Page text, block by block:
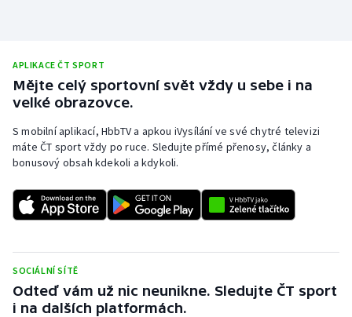
APLIKACE ČT SPORT
Mějte celý sportovní svět vždy u sebe i na
velké obrazovce.
S mobilní aplikací, HbbTV a apkou iVysílání ve své chytré televizi
máte ČT sport vždy po ruce. Sledujte přímé přenosy, články a
bonusový obsah kdekoli a kdykoli.
SOCIÁLNÍ SÍTĚ
Odteď vám už nic neunikne. Sledujte ČT sport
i na dalších platformách.